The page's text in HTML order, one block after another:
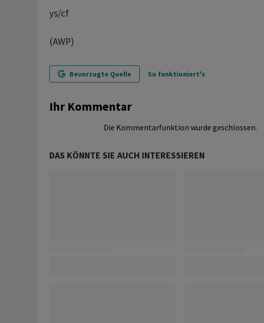
ys/cf
(AWP)
Bevorzugte Quelle So funktioniert's
Ihr Kommentar
Die Kommentarfunktion wurde geschlossen.
DAS KÖNNTE SIE AUCH INTERESSIEREN